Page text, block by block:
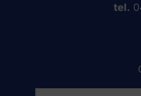
tel.